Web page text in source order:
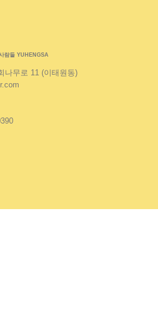
람들 YUHENGSA
나무로 11 (이태원동)